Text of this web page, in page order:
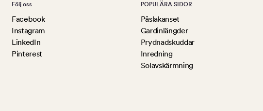
Följ oss
Facebook
Instagram
LinkedIn
Pinterest
POPULÄRA SIDOR
Påslakanset
Gardinlängder
Prydnadskuddar
Inredning
Solavskärmning